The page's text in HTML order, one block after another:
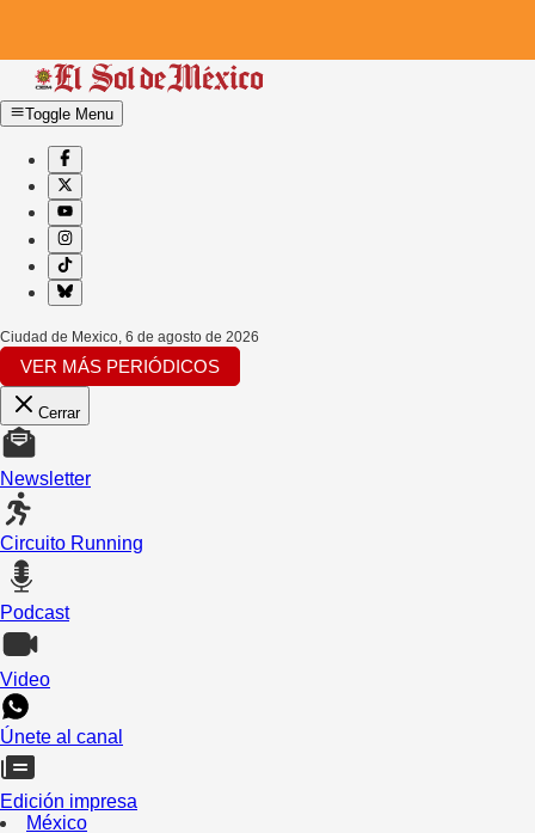
Toggle Menu
Ciudad de Mexico, 6 de agosto de 2026
VER MÁS PERIÓDICOS
Cerrar
Newsletter
Circuito Running
Podcast
Video
Únete al canal
Edición impresa
México